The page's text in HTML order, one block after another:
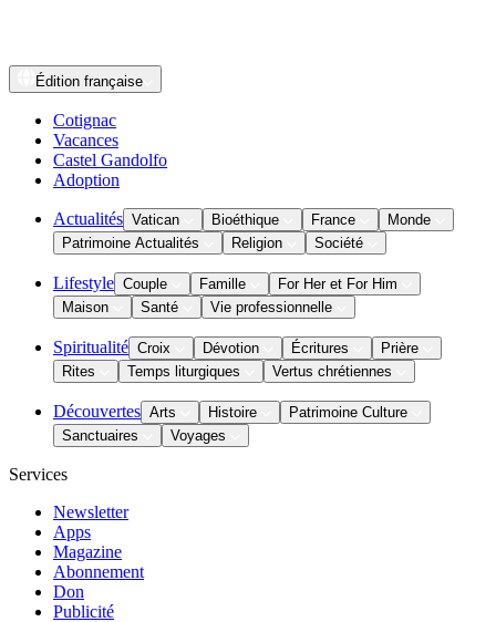
Édition française
Cotignac
Vacances
Castel Gandolfo
Adoption
Actualités Vatican Bioéthique France
Monde
Patrimoine Actualités
Religion Société
Lifestyle Couple Famille
For Her et For Him
Maison
Santé Vie professionnelle
Spiritualité Croix Dévotion Écritures
Prière
Rites
Temps liturgiques Vertus chrétiennes
Découvertes Arts Histoire
Patrimoine Culture
Sanctuaires
Voyages
Services
Newsletter
Apps
Magazine
Abonnement
Don
Publicité